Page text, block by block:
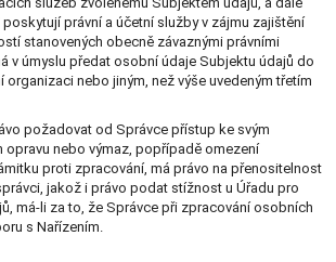
právní a účetní služby v zájmu zajištění
stanovených obecně závaznými právními
v úmyslu předat osobní údaje Subjektu údajů do
organizaci nebo jiným, než výše uvedeným třetím
požadovat od Správce přístup ke svým
opravu nebo výmaz, popřípadě omezení
proti zpracování, má právo na přenositelnost
jakož i právo podat stížnost u Úřadu pro
má-li za to, že Správce při zpracování osobních
s Nařízením.